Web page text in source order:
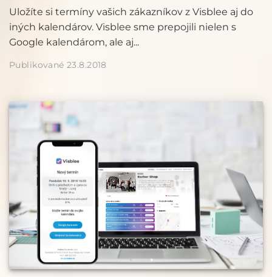
Uložíte si termíny vašich zákazníkov z Visblee aj do
iných kalendárov. Visblee sme prepojili nielen s
Google kalendárom, ale aj...
Publikované 23.8.2018